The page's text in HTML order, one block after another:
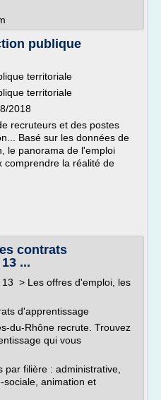
publique
territoriale
territoriale
2018
recruteurs et des postes
Basé sur les données de
le panorama de l'emploi
comprendre la réalité de
contrats
...
> Les offres d'emploi, les
d'apprentissage
du-Rhône recrute. Trouvez
qui vous
par filière : administrative,
sociale, animation et